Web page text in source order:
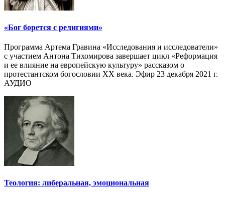
«Бог борется с религиями»
Программа Артема Гравина «Исследования и исследователи»
с участием Антона Тихомирова завершает цикл «Реформация
и ее влияние на европейскую культуру» рассказом о
протестантском богословии XX века. Эфир 23 декабря 2021 г.
АУДИО
Теология: либеральная, эмоциональная